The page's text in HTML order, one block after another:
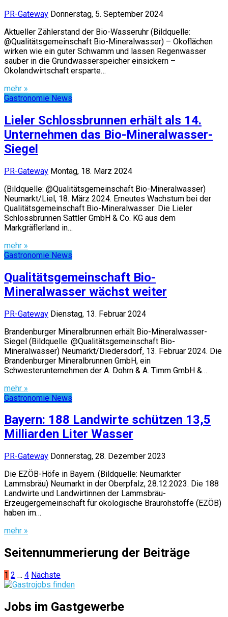
PR-Gateway Donnerstag, 5. September 2024
Aktueller Zählerstand der Bio-Wasseruhr (Bildquelle:
@Qualitätsgemeinschaft Bio-Mineralwasser) – Ökoflächen
wirken wie ein guter Schwamm und lassen Regenwasser
sauber in die Grundwasserspeicher einsickern –
Ökolandwirtschaft ersparte…
mehr »
Gastronomie News
Lieler Schlossbrunnen erhält als 14.
Unternehmen das Bio-Mineralwasser-
Siegel
PR-Gateway Montag, 18. März 2024
(Bildquelle: @Qualitätsgemeinschaft Bio-Mineralwasser)
Neumarkt/Liel, 18. März 2024. Erneutes Wachstum bei der
Qualitätsgemeinschaft Bio-Mineralwasser: Die Lieler
Schlossbrunnen Sattler GmbH & Co. KG aus dem
Markgräflerland in…
mehr »
Gastronomie News
Qualitätsgemeinschaft Bio-
Mineralwasser wächst weiter
PR-Gateway Dienstag, 13. Februar 2024
Brandenburger Mineralbrunnen erhält Bio-Mineralwasser-
Siegel (Bildquelle: @Qualitätsgemeinschaft Bio-
Mineralwasser) Neumarkt/Diedersdorf, 13. Februar 2024. Die
Brandenburger Mineralbrunnen GmbH, ein
Schwesterunternehmen der A. Dohrn & A. Timm GmbH &…
mehr »
Gastronomie News
Bayern: 188 Landwirte schützen 13,5
Milliarden Liter Wasser
PR-Gateway Donnerstag, 28. Dezember 2023
Die EZÖB-Höfe in Bayern. (Bildquelle: Neumarkter
Lammsbräu) Neumarkt in der Oberpfalz, 28.12.2023. Die 188
Landwirte und Landwirtinnen der Lammsbräu-
Erzeugergemeinschaft für ökologische Braurohstoffe (EZÖB)
haben im…
mehr »
Seitennummerierung der Beiträge
1 2 … 4 Nächste
Jobs im Gastgewerbe